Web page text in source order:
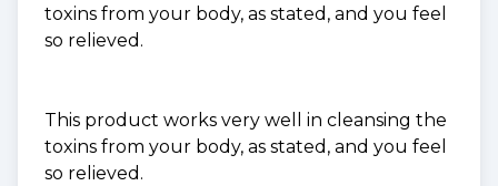
toxins from your body, as stated, and you feel
so relieved.
This product works very well in cleansing the
toxins from your body, as stated, and you feel
so relieved.